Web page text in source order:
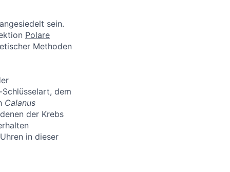
sein.
Polare
Methoden
dem
Calanus
der Krebs
in dieser